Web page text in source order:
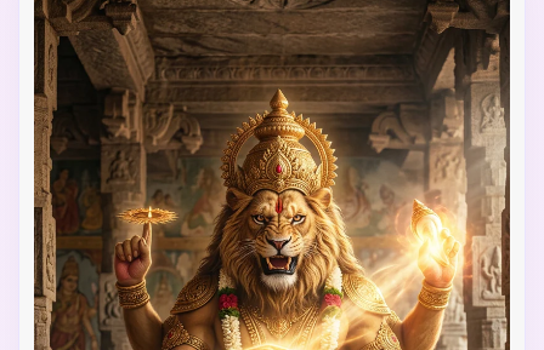
divine, esthétique Reels Instagram optimisée pour le
partage vertical, étalonnage des couleurs
professionnel avec des tons divins chauds.